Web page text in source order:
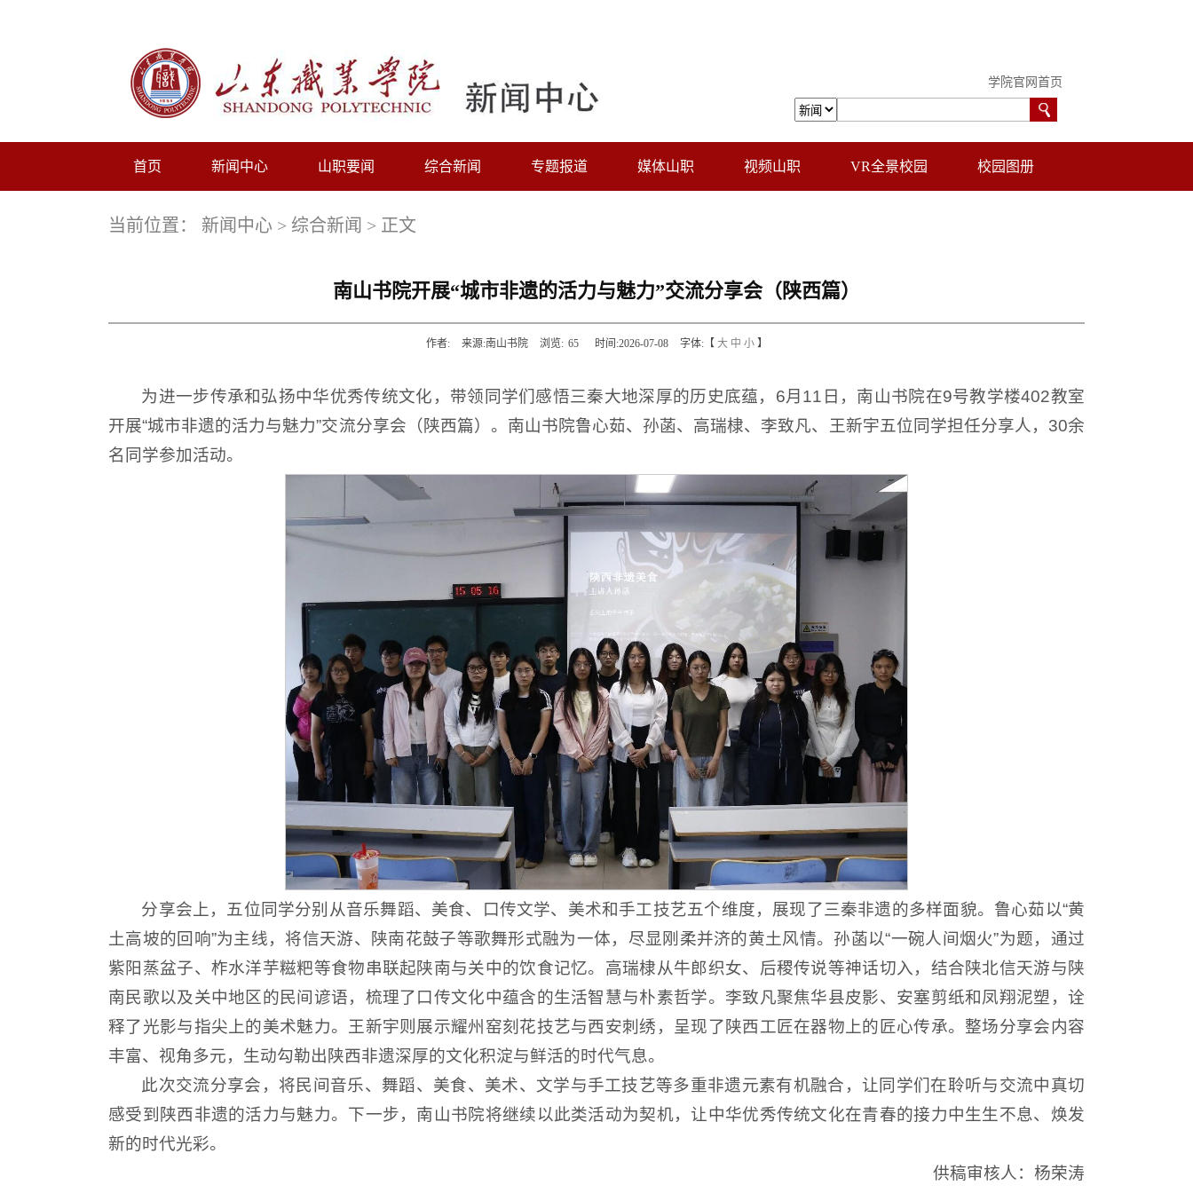
学院官网首页
首页 新闻中心 山职要闻 综合新闻 专题报道 媒体山职 视频山职 VR全景校园 校园图册
当前位置： 新闻中心 > 综合新闻 > 正文
南山书院开展“城市非遗的活力与魅力”交流分享会（陕西篇）
作者: 来源:南山书院 浏览: 65 时间:2026-07-08 字体:【 大 中 小】
为进一步传承和弘扬中华优秀传统文化，带领同学们感悟三秦大地深厚的历史底蕴，6月11日，南山书院在9号教学楼402教室
开展“城市非遗的活力与魅力”交流分享会（陕西篇）。南山书院鲁心茹、孙菡、高瑞棣、李致凡、王新宇五位同学担任分享人，30余
名同学参加活动。
分享会上，五位同学分别从音乐舞蹈、美食、口传文学、美术和手工技艺五个维度，展现了三秦非遗的多样面貌。鲁心茹以“黄
土高坡的回响”为主线，将信天游、陕南花鼓子等歌舞形式融为一体，尽显刚柔并济的黄土风情。孙菡以“一碗人间烟火”为题，通过
紫阳蒸盆子、柞水洋芋糍粑等食物串联起陕南与关中的饮食记忆。高瑞棣从牛郎织女、后稷传说等神话切入，结合陕北信天游与陕
南民歌以及关中地区的民间谚语，梳理了口传文化中蕴含的生活智慧与朴素哲学。李致凡聚焦华县皮影、安塞剪纸和凤翔泥塑，诠
释了光影与指尖上的美术魅力。王新宇则展示耀州窑刻花技艺与西安刺绣，呈现了陕西工匠在器物上的匠心传承。整场分享会内容
丰富、视角多元，生动勾勒出陕西非遗深厚的文化积淀与鲜活的时代气息。
此次交流分享会，将民间音乐、舞蹈、美食、美术、文学与手工技艺等多重非遗元素有机融合，让同学们在聆听与交流中真切
感受到陕西非遗的活力与魅力。下一步，南山书院将继续以此类活动为契机，让中华优秀传统文化在青春的接力中生生不息、焕发
新的时代光彩。
供稿审核人：杨荣涛